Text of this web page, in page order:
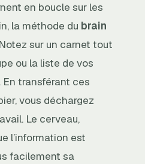
en boucle sur les
la méthode du brain
sur un carnet tout
ou la liste de vos
transférant ces
vous déchargez
Le cerveau,
l’information est
facilement sa